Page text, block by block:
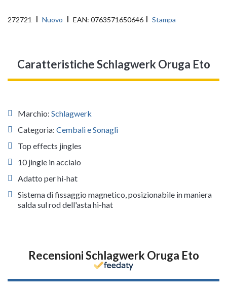
272721 Nuovo EAN: 0763571650646 Stampa
Caratteristiche Schlagwerk Oruga Eto
Marchio: Schlagwerk
Categoria: Cembali e Sonagli
Top effects jingles
10 jingle in acciaio
Adatto per hi-hat
Sistema di fissaggio magnetico, posizionabile in maniera
salda sul rod dell'asta hi-hat
Recensioni Schlagwerk Oruga Eto